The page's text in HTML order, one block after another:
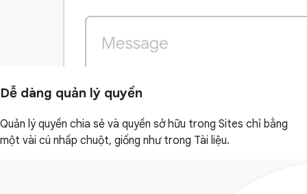
Dễ dàng quản lý quyền
Quản lý quyền chia sẻ và quyền sở hữu trong Sites chỉ bằng
một vài cú nhấp chuột, giống như trong Tài liệu.